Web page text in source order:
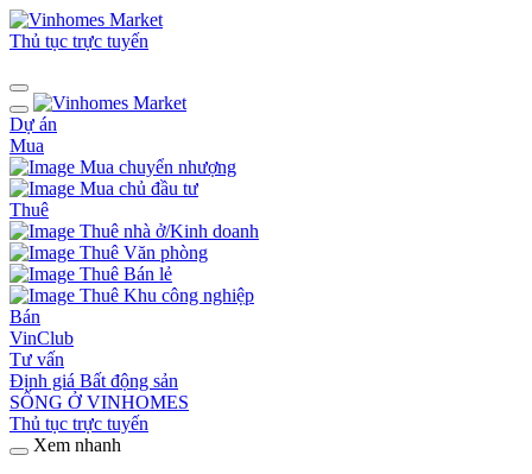
Thủ tục trực tuyến
Dự án
Mua
Mua chuyển nhượng
Mua chủ đầu tư
Thuê
Thuê nhà ở/Kinh doanh
Thuê Văn phòng
Thuê Bán lẻ
Thuê Khu công nghiệp
Bán
VinClub
Tư vấn
Định giá Bất động sản
SỐNG Ở VINHOMES
Thủ tục trực tuyến
Xem nhanh